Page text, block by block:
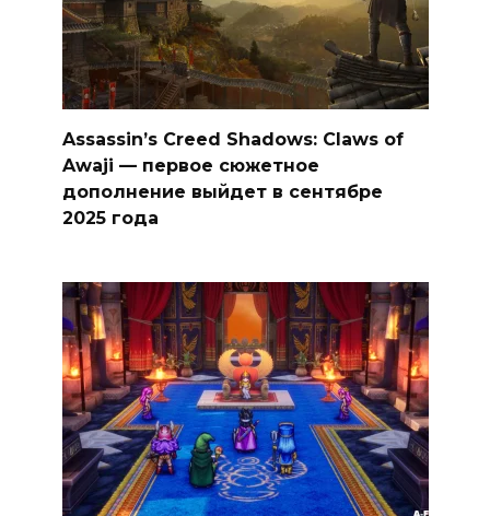
Assassin’s Creed Shadows: Claws of
Awaji — первое сюжетное
дополнение выйдет в сентябре
2025 года